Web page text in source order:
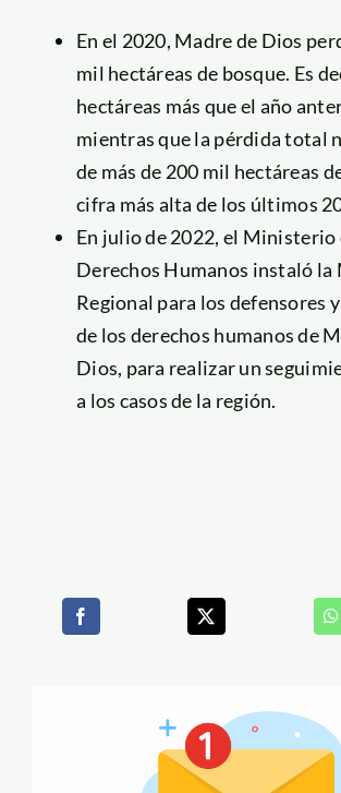
En el 2020, Madre de Dios
mil hectáreas de bosque. Es
hectáreas más que el año
mientras que la pérdida total
de más de 200 mil hectáreas
cifra más alta de los últimos
En julio de 2022, el Ministerio
Derechos Humanos instaló la
Regional para los defensores
de los derechos humanos de
Dios, para realizar un
a los casos de la región.